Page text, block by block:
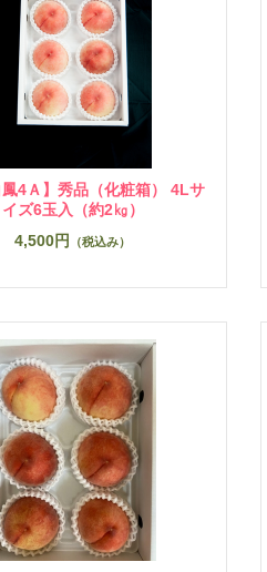
4Ａ】秀品（化粧箱） 4Lサ
イズ6玉入（約2㎏）
4,500円
（税込み）